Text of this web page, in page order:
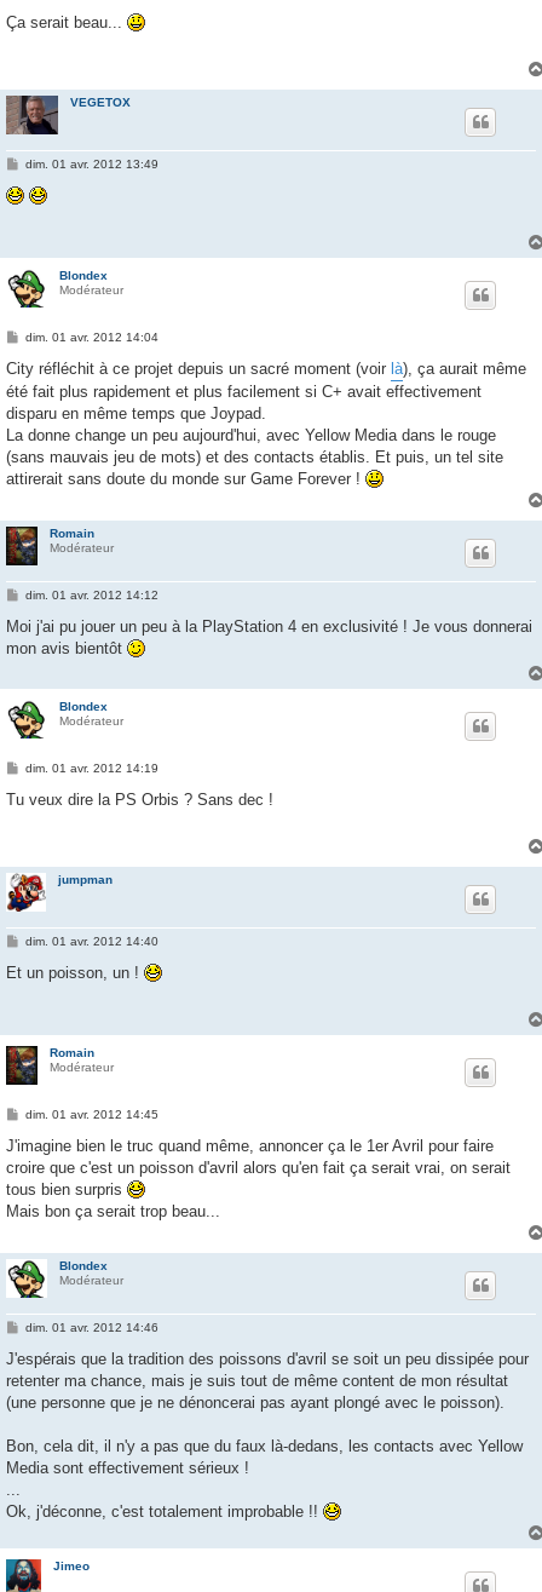
s
Ça serait beau...
VEGETOX
M
s
s
dim. 01 avr. 2012 13:49
Blondex
Modérateur
M
s
s
a
g
e
dim. 01 avr. 2012 14:04
City réfléchit à ce projet depuis un sacré moment (voir là), ça aurait même
été fait plus rapidement et plus facilement si C+ avait effectivement
disparu en même temps que Joypad.
La donne change un peu aujourd'hui, avec Yellow Media dans le rouge
(sans mauvais jeu de mots) et des contacts établis. Et puis, un tel site
attirerait sans doute du monde sur Game Forever !
Romain
Modérateur
M
s
a
dim. 01 avr. 2012 14:12
Moi j'ai pu jouer un peu à la PlayStation 4 en exclusivité ! Je vous donnerai
mon avis bientôt
Blondex
Modérateur
M
s
dim. 01 avr. 2012 14:19
Tu veux dire la PS Orbis ? Sans dec !
jumpman
M
s
dim. 01 avr. 2012 14:40
Et un poisson, un !
Romain
Modérateur
M
s
a
g
dim. 01 avr. 2012 14:45
J'imagine bien le truc quand même, annoncer ça le 1er Avril pour faire
croire que c'est un poisson d'avril alors qu'en fait ça serait vrai, on serait
tous bien surpris
Mais bon ça serait trop beau...
Blondex
Modérateur
M
s
a
g
dim. 01 avr. 2012 14:46
J'espérais que la tradition des poissons d'avril se soit un peu dissipée pour
retenter ma chance, mais je suis tout de même content de mon résultat
(une personne que je ne dénoncerai pas ayant plongé avec le poisson).
Bon, cela dit, il n'y a pas que du faux là-dedans, les contacts avec Yellow
Media sont effectivement sérieux !
...
Ok, j'déconne, c'est totalement improbable !!
Jimeo